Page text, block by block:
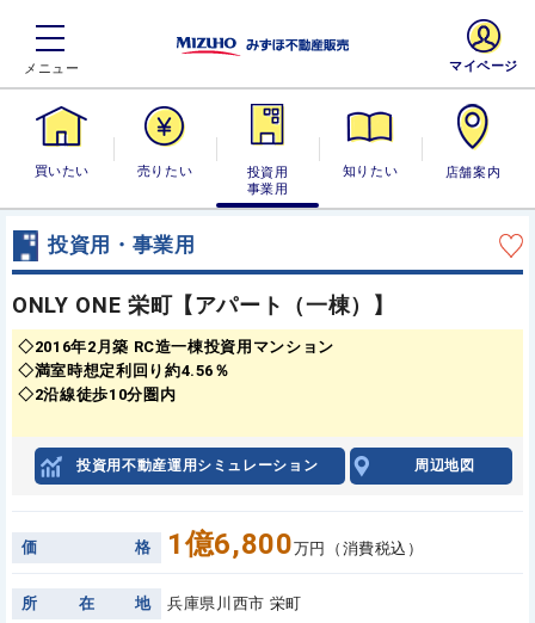
買いたい 売りたい
投資用・事業
用
知りたい 店舗案内
マイページ
投資用・事業用
ONLY ONE 栄町【アパート（一棟）】
◇2016年2月築 RC造一棟投資用マンション
◇満室時想定利回り約4.56％
◇2沿線徒歩10分圏内
投資用不動産運用シミュレーション 周辺地図
価 格 1億6,800万円（消費税込）
所 在 地 兵庫県川西市 栄町